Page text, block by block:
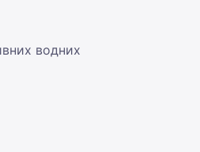
водних